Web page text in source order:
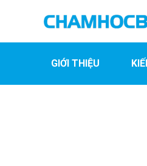
GIỚI THIỆU